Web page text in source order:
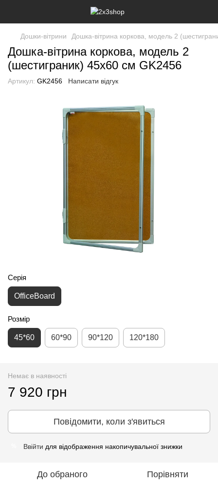
Дошки-вітрини Дошка-вітрина коркова, модель 2
Дошка-вітрина коркова, модель 2
(шестиграник) 45х60 см GK2456
Артикул: GK2456 Написати відгук
Серія
OfficeBoard
Розмір
45*60 60*90 90*120 120*180
Немає в наявності
7 920 грн
Повідомити, коли з'явиться
Ввійти для відображення накопичувальної знижки
До обраного Порівняти